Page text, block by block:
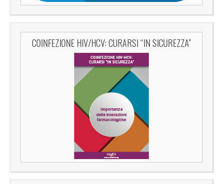
COINFEZIONE HIV/HCV: CURARSI “IN SICUREZZA”